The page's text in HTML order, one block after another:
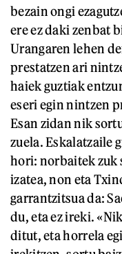
bezain ongi
ere ez daki zenbat
Urangaren lehen
prestatzen ari
haiek guztiak
eseri egin nintzen
Esan zidan nik
zuela. Eskalatzaile
hori: norbaitek zuk
izatea, non eta
garrantzitsua da:
du, eta ez ireki.
ditut, eta horrela